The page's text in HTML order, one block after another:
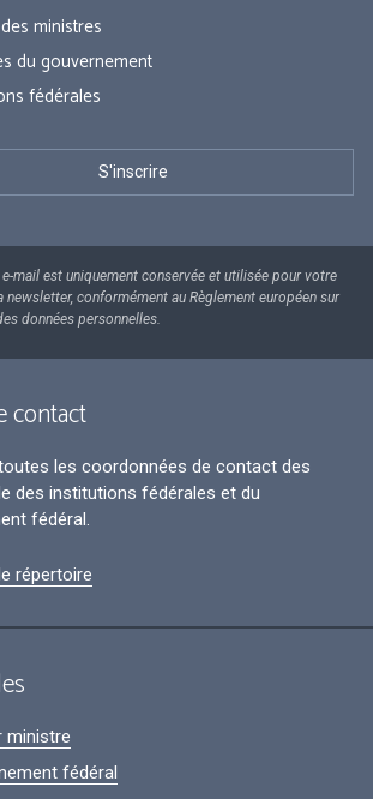
ministres
du gouvernement
fédérales
mail est uniquement conservée et utilisée pour votre
newsletter, conformément au Règlement européen sur
données personnelles.
contact
les coordonnées de contact des
des institutions fédérales et du
fédéral.
répertoire
ministre
fédéral